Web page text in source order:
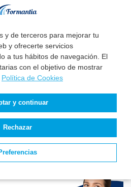
y de terceros para mejorar tu
y ofrecerte servicios
a tus hábitos de navegación. El
con el objetivo de mostrar
Política de Cookies
y continuar
Rechazar
Técnico Superior
Anatom...
...